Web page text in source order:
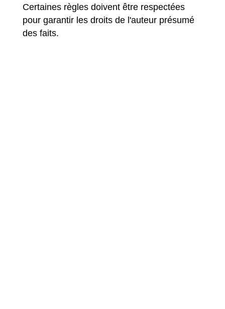
Certaines règles doivent être respectées
pour garantir les droits de l'auteur présumé
des faits.